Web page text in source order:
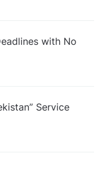
with No
Service